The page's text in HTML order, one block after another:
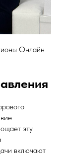
Онлайн
эту
включают